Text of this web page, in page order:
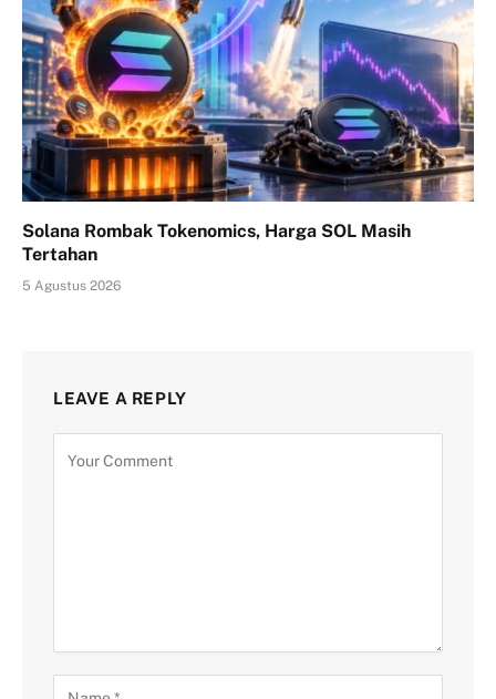
Solana Rombak Tokenomics, Harga SOL Masih
Tertahan
5 Agustus 2026
LEAVE A REPLY